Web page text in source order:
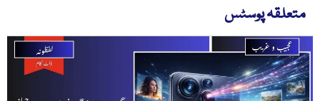
متعلقہ پوسٹس